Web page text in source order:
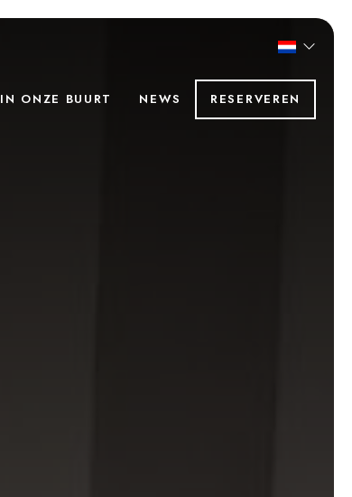
IN ONZE BUURT NEWS RESERVEREN